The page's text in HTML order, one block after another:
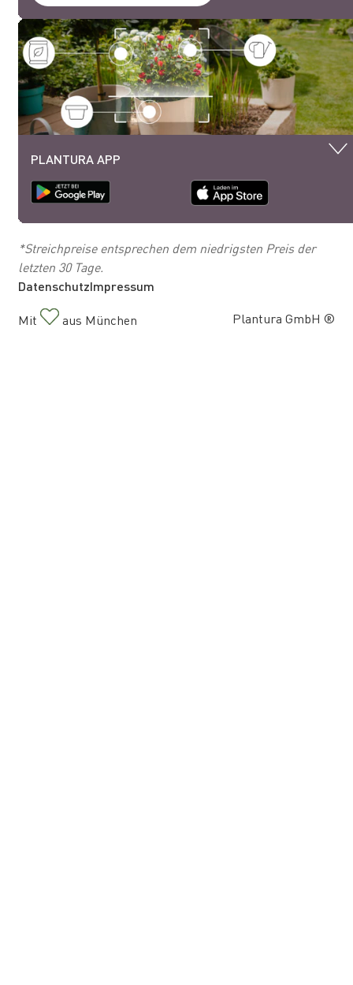
PLANTURA APP
*Streichpreise entsprechen dem niedrigsten Preis der
letzten 30 Tage.
Plantura GmbH ®
Mit aus München
DatenschutzImpressum